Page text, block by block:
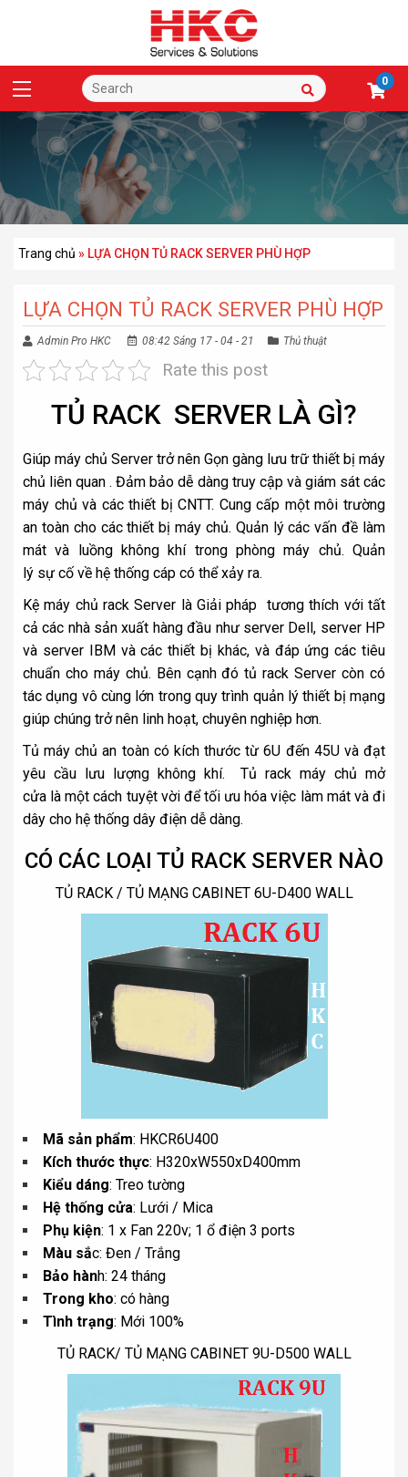
0
Trang chủ » LỰA CHỌN TỦ RACK SERVER PHÙ HỢP
LỰA CHỌN TỦ RACK SERVER PHÙ HỢP
Admin Pro HKC 08:42 Sáng 17 - 04 - 21 Thủ thuật
Rate this post
TỦ RACK SERVER LÀ GÌ?
Giúp máy chủ Server trở nên Gọn gàng lưu trữ thiết bị máy
chủ liên quan . Đảm bảo dễ dàng truy cập và giám sát các
máy chủ và các thiết bị CNTT. Cung cấp một môi trường
an toàn cho các thiết bị máy chủ. Quản lý các vấn đề làm
mát và luồng không khí trong phòng máy chủ. Quản
lý sự cố về hệ thống cáp có thể xảy ra.
Kệ máy chủ rack Server là Giải pháp tương thích với tất
cả các nhà sản xuất hàng đầu như server Dell, server HP
và server IBM và các thiết bị khác, và đáp ứng các tiêu
chuẩn cho máy chủ. Bên cạnh đó tủ rack Server còn có
tác dụng vô cùng lớn trong quy trình quản lý thiết bị mạng
giúp chúng trở nên linh hoạt, chuyên nghiệp hơn.
Tủ máy chủ an toàn có kích thước từ 6U đến 45U và đạt
yêu cầu lưu lượng không khí. Tủ rack máy chủ mở
cửa là một cách tuyệt vời để tối ưu hóa việc làm mát và đi
dây cho hệ thống dây điện dễ dàng.
CÓ CÁC LOẠI TỦ RACK SERVER NÀO
TỦ RACK / TỦ MẠNG CABINET 6U-D400 WALL
Mã sản phẩm: HKCR6U400
Kích thước thực: H320xW550xD400mm
Kiểu dáng: Treo tường
Hệ thống cửa: Lưới / Mica
Phụ kiện: 1 x Fan 220v; 1 ổ điện 3 ports
Màu sắc: Đen / Trắng
Bảo hành: 24 tháng
Trong kho: có hàng
Tình trạng: Mới 100%
TỦ RACK/ TỦ MẠNG CABINET 9U-D500 WALL